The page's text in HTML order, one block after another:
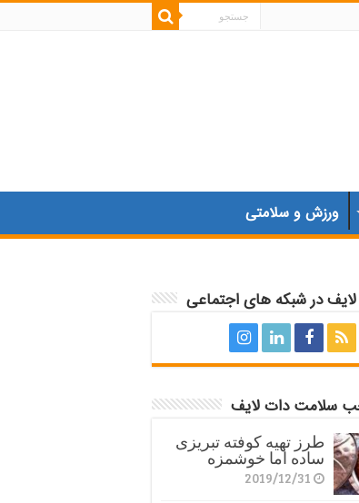
ورزش و سلامتی
در شبکه های اجتماعی
سلامت دات لایف
طرز تهیه کوفته تبریزی
ساده اما خوشمزه
2019/12/31